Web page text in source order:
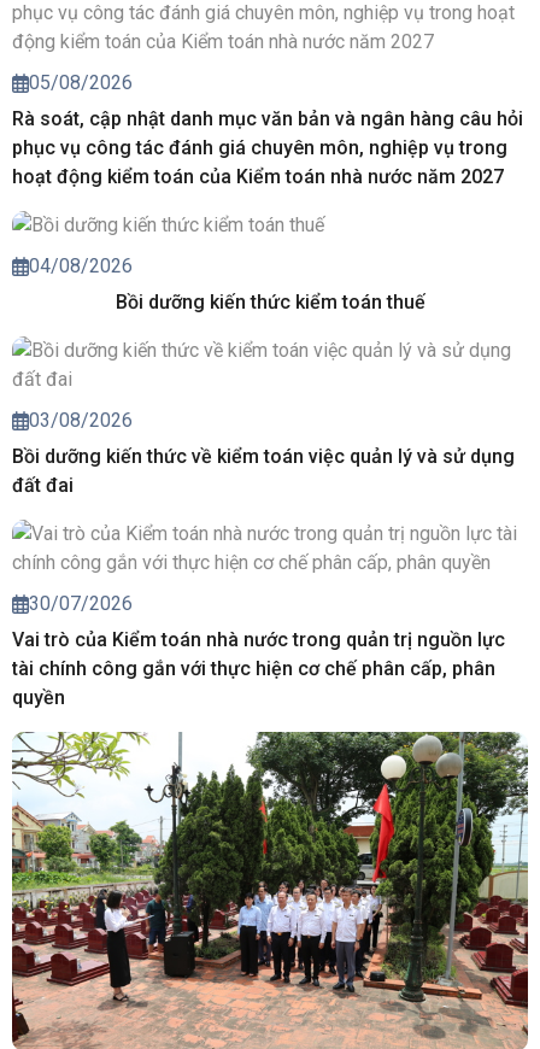
05/08/2026
Rà soát, cập nhật danh mục văn bản và ngân hàng câu hỏi
phục vụ công tác đánh giá chuyên môn, nghiệp vụ trong
hoạt động kiểm toán của Kiểm toán nhà nước năm 2027
04/08/2026
Bồi dưỡng kiến thức kiểm toán thuế
03/08/2026
Bồi dưỡng kiến thức về kiểm toán việc quản lý và sử dụng
đất đai
30/07/2026
Vai trò của Kiểm toán nhà nước trong quản trị nguồn lực
tài chính công gắn với thực hiện cơ chế phân cấp, phân
quyền